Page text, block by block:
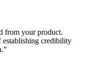
from your product.
credibility